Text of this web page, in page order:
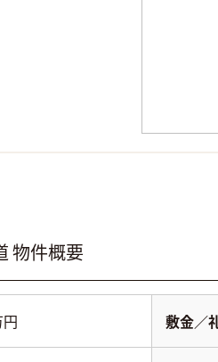
物件概要
敷金／